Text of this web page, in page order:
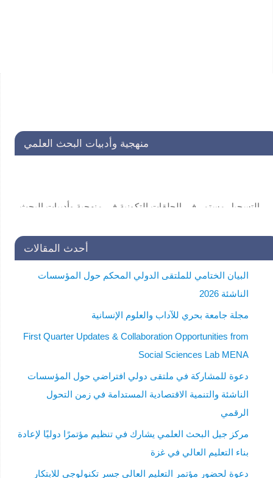
منهجية وأدبيات البحث العلمي
التسجيل مستمر في الحلقات التكونية في منهجية وأدبيات البحث
أحدث المقالات
البيان الختامي للملتقى الدولي المحكم حول المؤسسات
الناشئة 2026
مجلة جامعة بحري للآداب والعلوم الإنسانية
First Quarter Updates & Collaboration Opportunities from
Social Sciences Lab MENA
دعوة للمشاركة في ملتقى دولي افتراضي حول المؤسسات
الناشئة والتنمية الاقتصادية المستدامة في زمن التحول
الرقمي
مركز جيل البحث العلمي يشارك في تنظيم مؤتمرًا دوليًا لإعادة
بناء التعليم العالي في غزة
دعوة لحضور مؤتمر التعليم العالي جسر تكنولوجي للابتكار